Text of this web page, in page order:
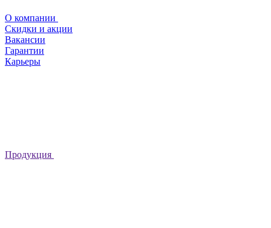
О компании
Скидки и акции
Вакансии
Гарантии
Карьеры
Продукция